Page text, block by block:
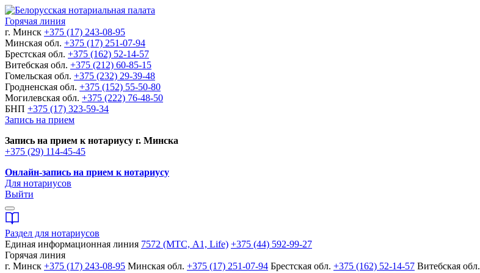
Горячая линия
г. Минск +375 (17) 243-08-95
Минская обл. +375 (17) 251-07-94
Брестская обл. +375 (162) 52-14-57
Витебская обл. +375 (212) 60-85-15
Гомельская обл. +375 (232) 29-39-48
Гродненская обл. +375 (152) 55-50-80
Могилевская обл. +375 (222) 76-48-50
БНП +375 (17) 323-59-34
Запись на прием
Запись на прием к нотариусу г. Минска
+375 (29) 114-45-45
Онлайн-запись на прием к нотариусу
Для нотариусов
Выйти
Раздел для нотариусов
Единая информационная линия 7572 (МТС, A1, Life) +375 (44) 592-99-27
Горячая линия
г. Минск +375 (17) 243-08-95 Минская обл. +375 (17) 251-07-94 Брестская обл. +375 (162) 52-14-57 Витебская обл.